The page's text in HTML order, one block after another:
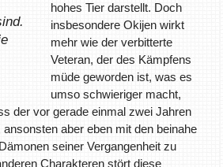
hohes Tier darstellt. Doch
insbesondere Okijen wirkt
mehr wie der verbitterte
Veteran, der des Kämpfens
müde geworden ist, was es
umso schwieriger macht,
der vor gerade einmal zwei Jahren
aber eben mit den beinahe
seiner Vergangenheit zu
Charakteren stört diese